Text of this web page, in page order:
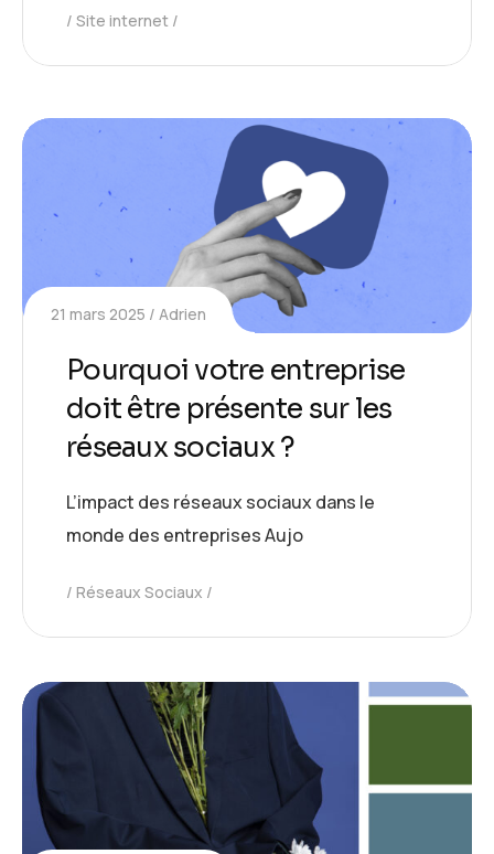
Site internet
21 mars 2025 Adrien
Pourquoi votre entreprise
doit être présente sur les
réseaux sociaux ?
L’impact des réseaux sociaux dans le
monde des entreprises Aujo
Réseaux Sociaux